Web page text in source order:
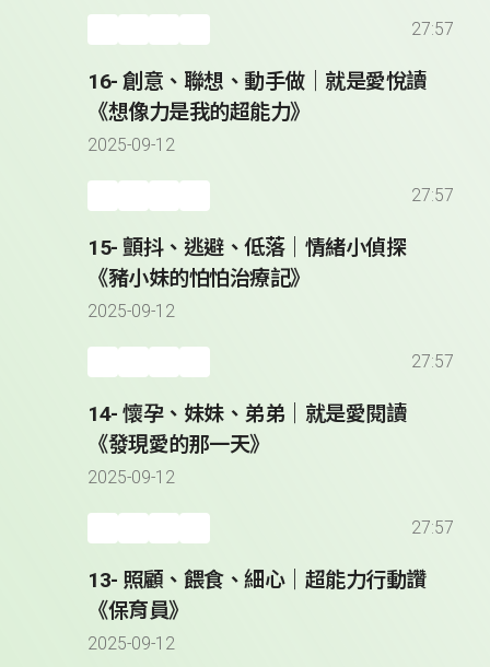
27:57
16- 創意、聯想、動手做｜就是愛悅讀
《想像力是我的超能力》
2025-09-12
27:57
15- 顫抖、逃避、低落｜情緒小偵探
《豬小妹的怕怕治療記》
2025-09-12
27:57
14- 懷孕、妹妹、弟弟｜就是愛閱讀
《發現愛的那一天》
2025-09-12
27:57
13- 照顧、餵食、細心｜超能力行動讚
《保育員》
2025-09-12